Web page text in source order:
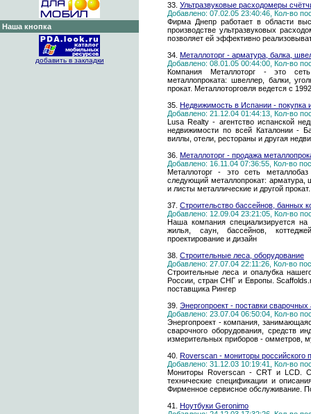
Наша кнопка
добавить в закладки
33. Ультразвуковые расходомеры
Добавлено: 07.02.05 23:40:46, Кол-во
Фирма Днепр работает в области
производстве ультразвуковых
позволяет ей эффективно
34. Металлоторг - арматура, балка,
Добавлено: 08.01.05 00:44:00, Кол-во
Компания Металлоторг - это
металлопроката: швеллер, балки,
прокат. Металлоторговля ведется с
35. Недвижимость в Испании - покупка
Добавлено: 21.12.04 01:44:13, Кол-во
Lusa Realty - агентство испанской
недвижимости по всей Каталонии -
виллы, отели, рестораны и другая
36. Металлоторг - продажа
Добавлено: 16.11.04 07:36:55, Кол-во
Металлоторг - это сеть
следующий металлопрокат: арматура,
и листы металлические и другой
37. Строительство бассейнов, банных
Добавлено: 12.09.04 23:21:05, Кол-во
Наша компания специализируется на
жилья, саун, бассейнов,
проектирование и дизайн
38. Строительные леса, оборудование
Добавлено: 27.07.04 22:11:26, Кол-во
Строительные леса и опалубка
России, стран СНГ и Европы.
поставщика Рингер
39. Энергопроект - поставки
Добавлено: 23.07.04 06:50:04, Кол-во
Энергопроект - компания,
сварочного оборудования, средств
измерительных приборов - омметров,
40. Roverscan - мониторы российского
Добавлено: 31.12.03 10:19:41, Кол-во
Мониторы Roverscan - CRT и LCD.
технические спецификации и
Фирменное сервисное обслуживание.
41. Ноутбуки Geronimo